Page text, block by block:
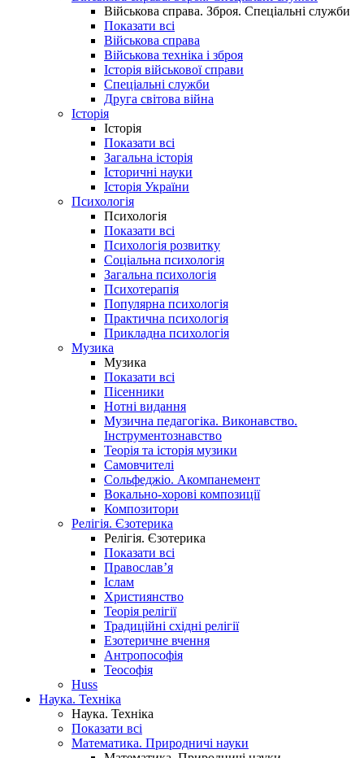
Військова справа. Зброя. Спеціальні служби
Показати всі
Військова справа
Військова техніка і зброя
Історія військової справи
Спеціальні служби
Друга світова війна
Історія
Історія
Показати всі
Загальна історія
Історичні науки
Історія України
Психологія
Психологія
Показати всі
Психологія розвитку
Соціальна психологія
Загальна психологія
Психотерапія
Популярна психологія
Практична психологія
Прикладна психологія
Музика
Музика
Показати всі
Пісенники
Нотні видання
Музична педагогіка. Виконавство.
Інструментознавство
Теорія та історія музики
Самовчителі
Сольфеджіо. Акомпанемент
Вокально-хорові композиції
Композитори
Релігія. Єзотерика
Релігія. Єзотерика
Показати всі
Православ’я
Іслам
Християнство
Теорія релігії
Традиційні східні релігії
Езотеричне вчення
Антропософія
Теософія
Huss
Наука. Техніка
Наука. Техніка
Показати всі
Математика. Природничі науки